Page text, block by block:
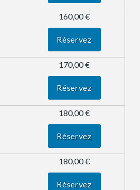
160,00 €
Réservez
170,00 €
Réservez
180,00 €
Réservez
180,00 €
Réservez